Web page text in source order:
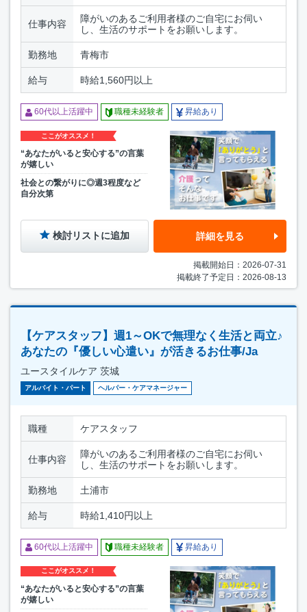
仕事内容
障がいのあるご利用者様のご自宅にお伺い
し、生活のサポートをお願いします。
勤務地 青梅市
給与 時給1,560円以上
60代以上活躍中 職種未経験者 昇給あり
ここがオススメ！
“あなたがいると安心する”の言葉
が嬉しい
社会との繋がりに◎週3程度など
自分次第
検討リストに追加 詳細を見る
掲載開始日：2026-07-31
掲載終了予定日：2026-08-13
【ケアスタッフ】週1～OKで無理なく生活と両立♪
あなたの『優しい心遣い』が活きるお仕事/Ja
ユースタイルケア 茨城
アルバイト・パート ヘルパー・ケアマネージャー
職種 ケアスタッフ
仕事内容
障がいのあるご利用者様のご自宅にお伺い
し、生活のサポートをお願いします。
勤務地 土浦市
給与 時給1,410円以上
60代以上活躍中 職種未経験者 昇給あり
ここがオススメ！
“あなたがいると安心する”の言葉
が嬉しい